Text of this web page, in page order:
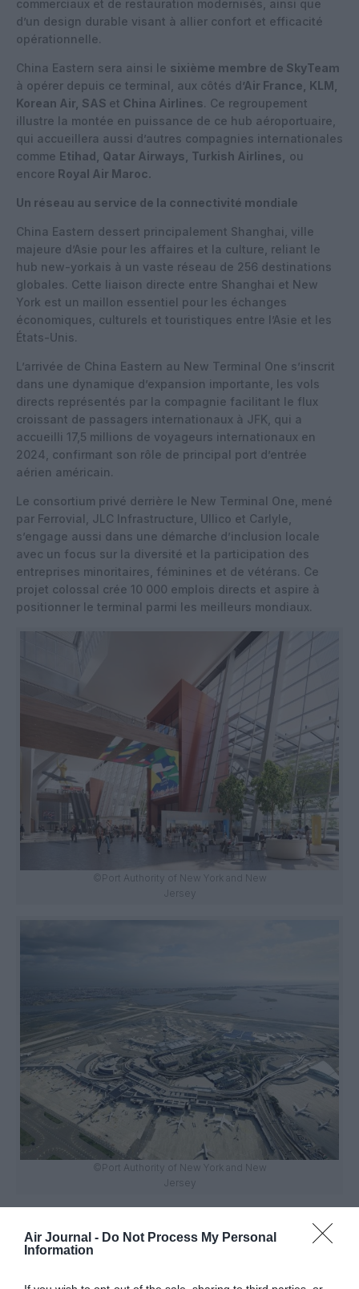
Air Journal - Do Not Process My Personal
Information
commerciaux et de restauration modernisés, ainsi que
d’un design durable visant à allier confort et efficacité
opérationnelle.
China Eastern sera ainsi le sixième membre de SkyTeam
à opérer depuis ce terminal, aux côtés d’Air France, KLM,
Korean Air, SAS et China Airlines. Ce regroupement
illustre la montée en puissance de ce hub aéroportuaire,
qui accueillera aussi d’autres compagnies internationales
comme Etihad, Qatar Airways, Turkish Airlines,
ou
encore Royal Air Maroc.
Un réseau au service de la connectivité mondiale
China Eastern dessert principalement Shanghai, ville
majeure d’Asie pour les affaires et la culture, reliant le
hub new-yorkais à un vaste réseau de 256 destinations
globales. Cette liaison directe entre Shanghai et New
York est un maillon essentiel pour les échanges
économiques, culturels et touristiques entre l’Asie et les
États-Unis.
L’arrivée de China Eastern au New Terminal One s’inscrit
dans une dynamique d’expansion importante, les vols
directs représentés par la compagnie facilitant le flux
croissant de passagers internationaux à JFK, qui a
accueilli 17,5 millions de voyageurs internationaux en
2024, confirmant son rôle de principal port d’entrée
aérien américain.
Le consortium privé derrière le New Terminal One, mené
par Ferrovial, JLC Infrastructure, Ullico et Carlyle,
s’engage aussi dans une démarche d’inclusion locale
avec un focus sur la diversité et la participation des
entreprises minoritaires, féminines et de vétérans. Ce
projet colossal crée 10 000 emplois directs et aspire à
positionner le terminal parmi les meilleurs mondiaux.
©Port Authority of New York and New
Jersey
©Port Authority of New York and New
Jersey
Soutenez-nous, faites un don !